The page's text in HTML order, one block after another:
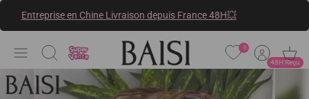
Entreprise en Chine Livraison depuis France 48H💥
Recherche 48H Reçu
0